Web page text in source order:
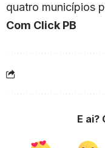
quatro municípios
Com Click PB
E ai?